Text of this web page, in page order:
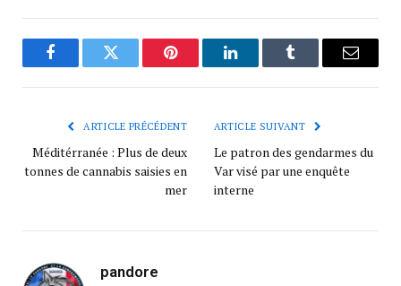
FacebookTwitter Pinterest LinkedInTumblr
ARTICLE PRÉCÉDENT
Méditérranée : Plus de deux
tonnes de cannabis saisies en
mer
ARTICLE SUIVANT
Le patron des gendarmes du
Var visé par une enquête
interne
pandore